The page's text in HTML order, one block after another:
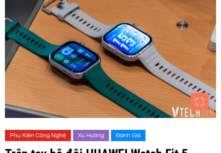
Phụ Kiện Công Nghệ Xu Hướng Đánh Giá